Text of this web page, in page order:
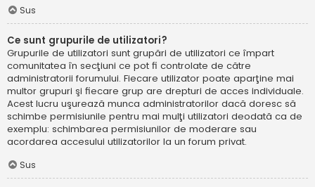
Sus
Ce sunt grupurile de utilizatori?
Grupurile de utilizatori sunt grupări de utilizatori ce împart
comunitatea în secţiuni ce pot fi controlate de către
administratorii forumului. Fiecare utilizator poate aparţine mai
multor grupuri şi fiecare grup are drepturi de acces individuale.
Acest lucru uşurează munca administratorilor dacă doresc să
schimbe permisiunile pentru mai mulţi utilizatori deodată ca de
exemplu: schimbarea permisiunilor de moderare sau
acordarea accesului utilizatorilor la un forum privat.
Sus